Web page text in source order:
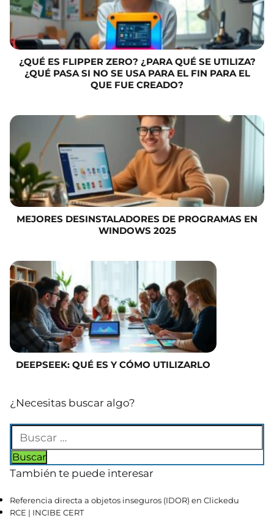
¿QUÉ ES FLIPPER ZERO? ¿PARA QUÉ SE UTILIZA?
¿QUÉ PASA SI NO SE USA PARA EL FIN PARA EL
QUE FUE CREADO?
MEJORES DESINSTALADORES DE PROGRAMAS EN
WINDOWS 2025
DEEPSEEK: QUÉ ES Y CÓMO UTILIZARLO
¿Necesitas buscar algo?
También te puede interesar
Referencia directa a objetos inseguros (IDOR) en Clickedu
RCE | INCIBE CERT